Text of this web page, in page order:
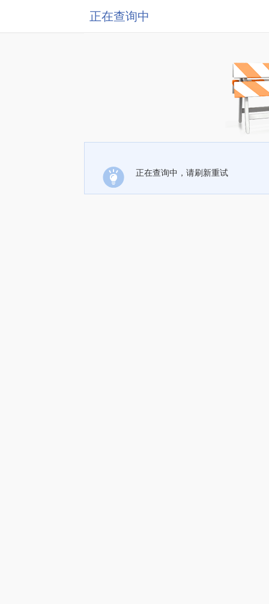
正在查询中
正在查询中，请刷新重试